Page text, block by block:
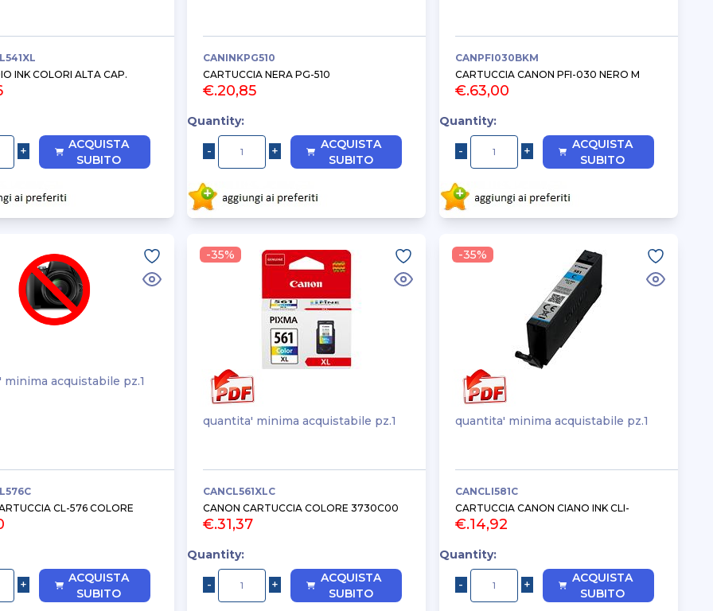
INK COLORI ALTA CAP.
ACQUISTA
SUBITO
CANINKPG510
CARTUCCIA NERA PG-510
€.20,85
Quantity:
ACQUISTA
SUBITO
CANPFI030BKM
CARTUCCIA CANON PFI-030 NERO M
€.63,00
Quantity:
ACQUISTA
SUBITO
acquistabile pz.1
CL-576 COLORE
ACQUISTA
SUBITO
quantita' minima acquistabile pz.1
CANCL561XLC
CANON CARTUCCIA COLORE 3730C00
€.31,37
Quantity:
ACQUISTA
SUBITO
-35%
quantita' minima acquistabile pz.1
CANCLI581C
CARTUCCIA CANON CIANO INK CLI-
€.14,92
Quantity:
ACQUISTA
SUBITO
-35%